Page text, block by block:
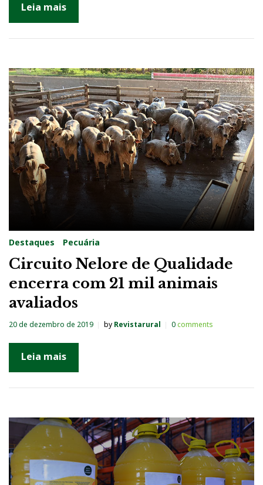
Leia mais
Destaques Pecuária
Circuito Nelore de Qualidade
encerra com 21 mil animais
avaliados
20 de dezembro de 2019 by Revistarural 0comments
Leia mais